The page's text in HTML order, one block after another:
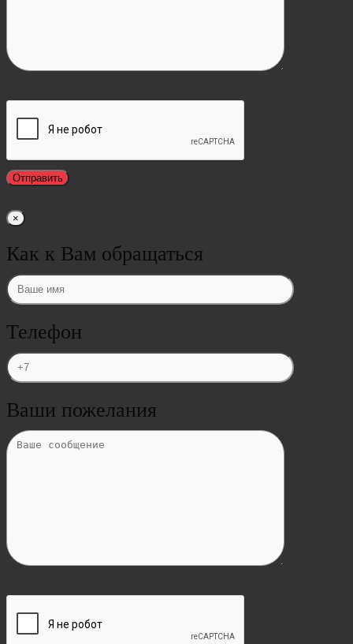
×
Как к Вам обращаться
Телефон
Ваши пожелания